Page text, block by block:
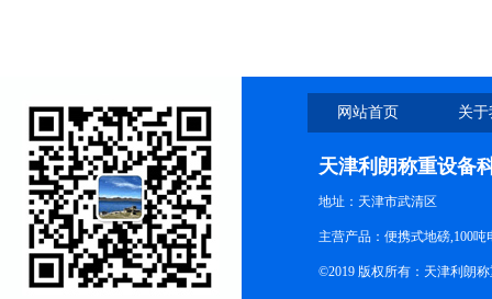
网站首页 关
天津利朗称重设备
地址：天津市武清区
主营产品：便携式地磅,100
©2019 版权所有：天津利朗